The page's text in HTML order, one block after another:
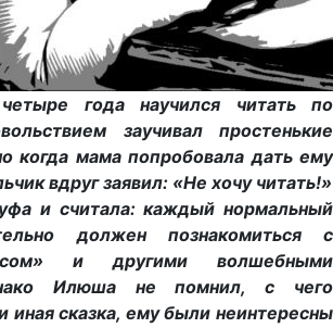
года научился читать по
заучивал простенькие
когда мама попробовала дать ему
вдруг заявил: «Не хочу читать!»
и считала: каждый нормальный
должен познакомиться с
и другими волшебными
Илюша не помнил, с чего
иная сказка, ему были неинтересны